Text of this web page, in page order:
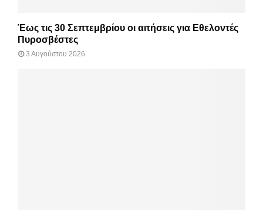
Έως τις 30 Σεπτεμβρίου οι αιτήσεις για Εθελοντές
Πυροσβέστες
3 Αυγούστου 2026